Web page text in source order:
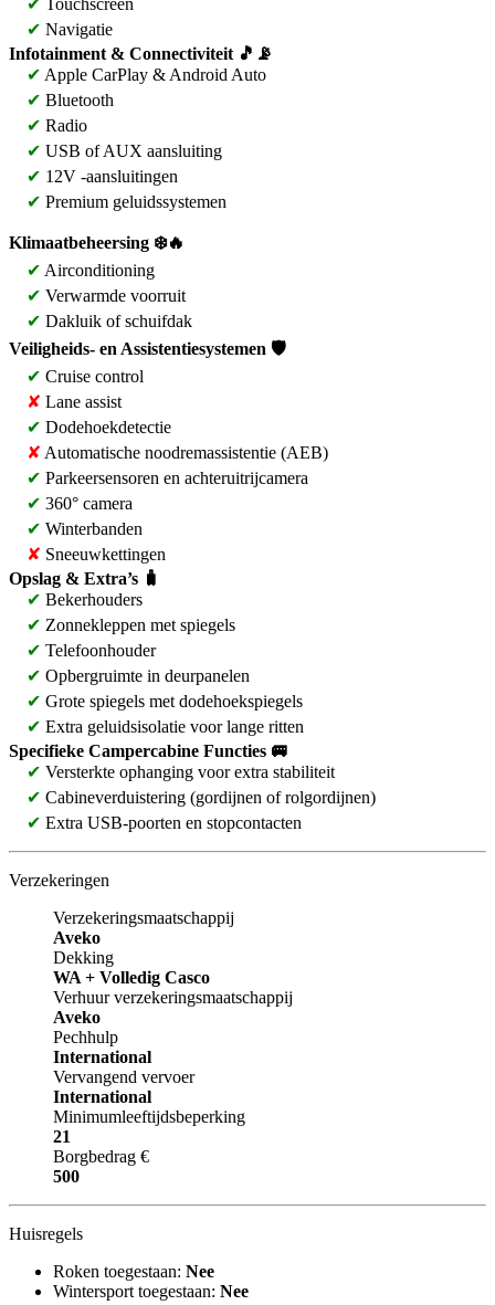
✔ Touchscreen
✔ Navigatie
Infotainment & Connectiviteit 🎵📡
✔ Apple CarPlay & Android Auto
✔ Bluetooth
✔ Radio
✔ USB of AUX aansluiting
✔ 12V -aansluitingen
✔ Premium geluidssystemen
Klimaatbeheersing ❄️🔥
✔ Airconditioning
✔ Verwarmde voorruit
✔ Dakluik of schuifdak
Veiligheids- en Assistentiesystemen 🛡️
✔ Cruise control
✘ Lane assist
✔ Dodehoekdetectie
✘ Automatische noodremassistentie (AEB)
✔ Parkeersensoren en achteruitrijcamera
✔ 360° camera
✔ Winterbanden
✘ Sneeuwkettingen
Opslag & Extra’s 🧳
✔ Bekerhouders
✔ Zonnekleppen met spiegels
✔ Telefoonhouder
✔ Opbergruimte in deurpanelen
✔ Grote spiegels met dodehoekspiegels
✔ Extra geluidsisolatie voor lange ritten
Specifieke Campercabine Functies 🚐
✔ Versterkte ophanging voor extra stabiliteit
✔ Cabineverduistering (gordijnen of rolgordijnen)
✔ Extra USB-poorten en stopcontacten
Verzekeringen
Verzekeringsmaatschappij
Aveko
Dekking
WA + Volledig Casco
Verhuur verzekeringsmaatschappij
Aveko
Pechhulp
International
Vervangend vervoer
International
Minimumleeftijdsbeperking
21
Borgbedrag €
500
Huisregels
Roken toegestaan: Nee
Wintersport toegestaan: Nee